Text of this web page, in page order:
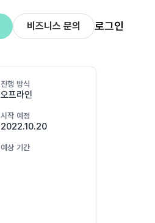
비즈니스 문의 로그인
진행 방식
오프라인
시작 예정
2022.10.20
예상 기간